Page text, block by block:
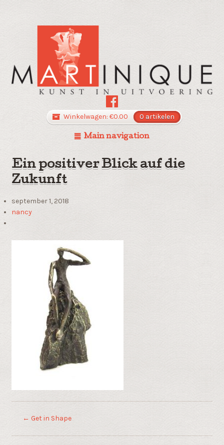
Winkelwagen: €0.00 0 artikelen
Main navigation
Ein positiver Blick auf die
Zukunft
september 1, 2018
nancy
← Get in Shape